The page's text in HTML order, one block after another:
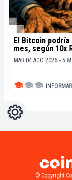
El Bitcoin
mes, según 10x
MAR 04 AGO 2026 ▪ 5
Ajustes
© Copyright